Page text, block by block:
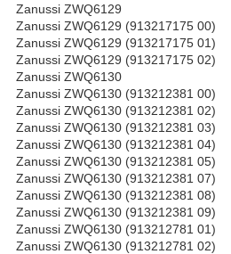
Zanussi ZWQ6129
Zanussi ZWQ6129 (913217175 00)
Zanussi ZWQ6129 (913217175 01)
Zanussi ZWQ6129 (913217175 02)
Zanussi ZWQ6130
Zanussi ZWQ6130 (913212381 00)
Zanussi ZWQ6130 (913212381 02)
Zanussi ZWQ6130 (913212381 03)
Zanussi ZWQ6130 (913212381 04)
Zanussi ZWQ6130 (913212381 05)
Zanussi ZWQ6130 (913212381 07)
Zanussi ZWQ6130 (913212381 08)
Zanussi ZWQ6130 (913212381 09)
Zanussi ZWQ6130 (913212781 01)
Zanussi ZWQ6130 (913212781 02)